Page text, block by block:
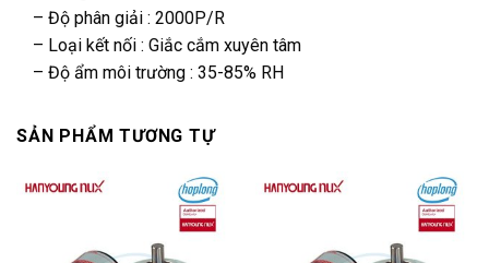
– Độ phân giải : 2000P/R
– Loại kết nối : Giắc cắm xuyên tâm
– Độ ẩm môi trường : 35-85% RH
SẢN PHẨM TƯƠNG TỰ